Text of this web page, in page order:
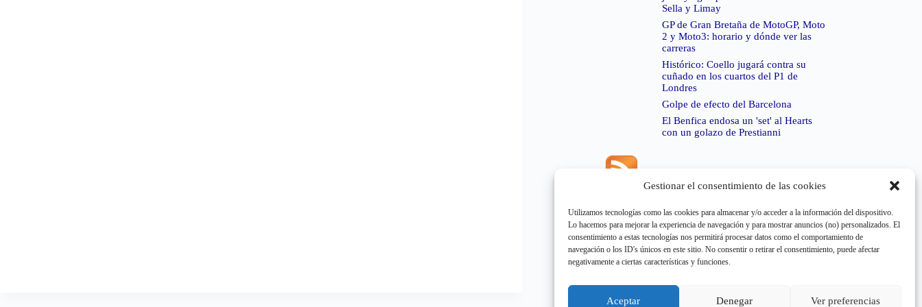
Gestionar el consentimiento de las cookies
Utilizamos tecnologías como las cookies para almacenar y/o acceder a la información del dispositivo.
Lo hacemos para mejorar la experiencia de navegación y para mostrar anuncios (no) personalizados. El
consentimiento a estas tecnologías nos permitirá procesar datos como el comportamiento de
navegación o los ID's únicos en este sitio. No consentir o retirar el consentimiento, puede afectar
negativamente a ciertas características y funciones.
Aceptar Denegar Ver preferencias
Sella y Limay
GP de Gran Bretaña de MotoGP, Moto
2 y Moto3: horario y dónde ver las
carreras
Histórico: Coello jugará contra su
cuñado en los cuartos del P1 de
Londres
Golpe de efecto del Barcelona
El Benfica endosa un 'set' al Hearts
con un golazo de Prestianni
Error de RSS:Retrieved unsupported status code
"404"